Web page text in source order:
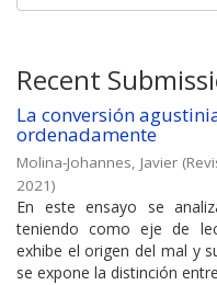
Recent
La conversión
ordenadamente
Molina-Johannes, Javier (
2021)
En este ensayo se
teniendo como eje de
exhibe el origen del mal y
se expone la distinción